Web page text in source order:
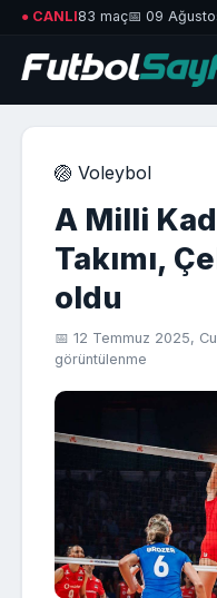
● CANLI83 maç📅 09
🏐 Voleybol
A Milli
Takımı,
oldu
📅 12 Temmuz 2025,
görüntülenme